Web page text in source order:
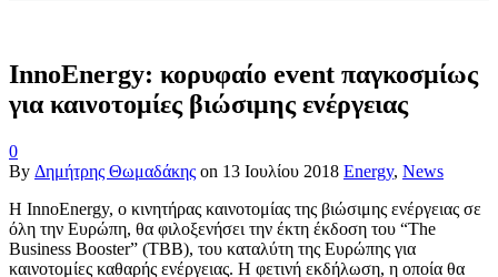
InnoEnergy: κορυφαίο event παγκοσμίως
για καινοτομίες βιώσιμης ενέργειας
0
By Δημήτρης Θωμαδάκης on 13 Ιουλίου 2018 Energy, News
Η InnoEnergy, ο κινητήρας καινοτομίας της βιώσιμης ενέργειας σε
όλη την Ευρώπη, θα φιλοξενήσει την έκτη έκδοση του “The
Business Booster” (TBB), του καταλύτη της Ευρώπης για
καινοτομίες καθαρής ενέργειας. Η φετινή εκδήλωση, η οποία θα